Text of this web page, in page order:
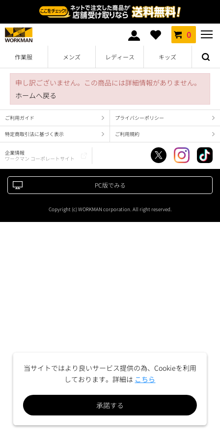
0
作業服 メンズ レディース キッズ
申し訳ございません。この商品には詳細情報がありません。
ホームへ戻る
ご利用ガイド プライバシーポリシー
特定商取引法に基づく表示 ご利用規約
企業情報
ワークマン コーポレートサイト
PC版でみる
Copyright (c) WORKMAN corporation. All right reserved.
当サイトではより良いサービス提供の為、Cookieを利用
しております。詳細は こちら
承諾する